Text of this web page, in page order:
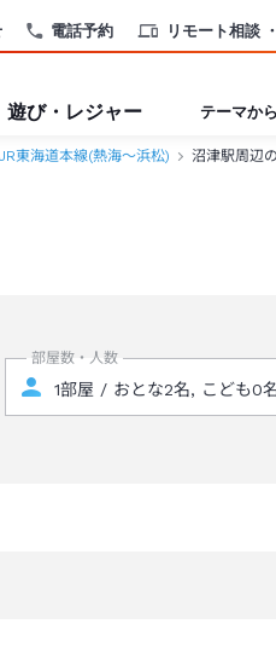
電話予約 リモート相談
遊び・レジャー テーマか
JR東海道本線(熱海～浜松) 沼津駅周辺
部屋数・人数